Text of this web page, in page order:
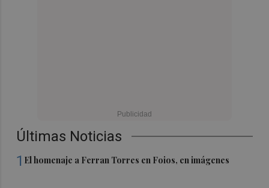
Últimas Noticias
1 El homenaje a Ferran Torres en Foios, en imágenes